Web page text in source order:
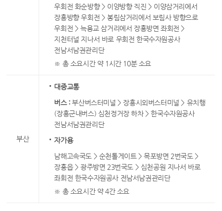
우회전 화순방향 > 이양방향 직진 > 이양삼거리에서
장흥방향 우회전 > 봉림삼거리에서 보림사 방향으로
우회전 > 늑용교 삼거리에서 장흥방면 좌회전 >
지천터널 지나서 바로 우회전 한국수자원공사
전남서남권관리단
※ 총 소요시간 약 1시간 10분 소요
부산
대중교통
버스 :부산버스터미널 > 장흥시외버스터미널 > 유치행
(장흥군내버스) 심천정거장 하차 > 한국수자원공사
전남서남권관리단
자가용
남해고속국도 > 순천톨게이트 > 목포방면 2번국도 >
장흥읍 > 광주방면 23번국도 > 심천공원 지나서 바로
좌회전 한국수자원공사 전남서남권관리단
※ 총 소요시간 약 4간 소요